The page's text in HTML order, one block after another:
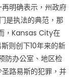
明确表示，州政府
是执法的典范，那
，Kansas City在
则创下10年来的新
防办公室、地区检
路易斯的犯罪，并